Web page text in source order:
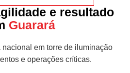
e resultado
Guarará
em torre de iluminação
e operações críticas.